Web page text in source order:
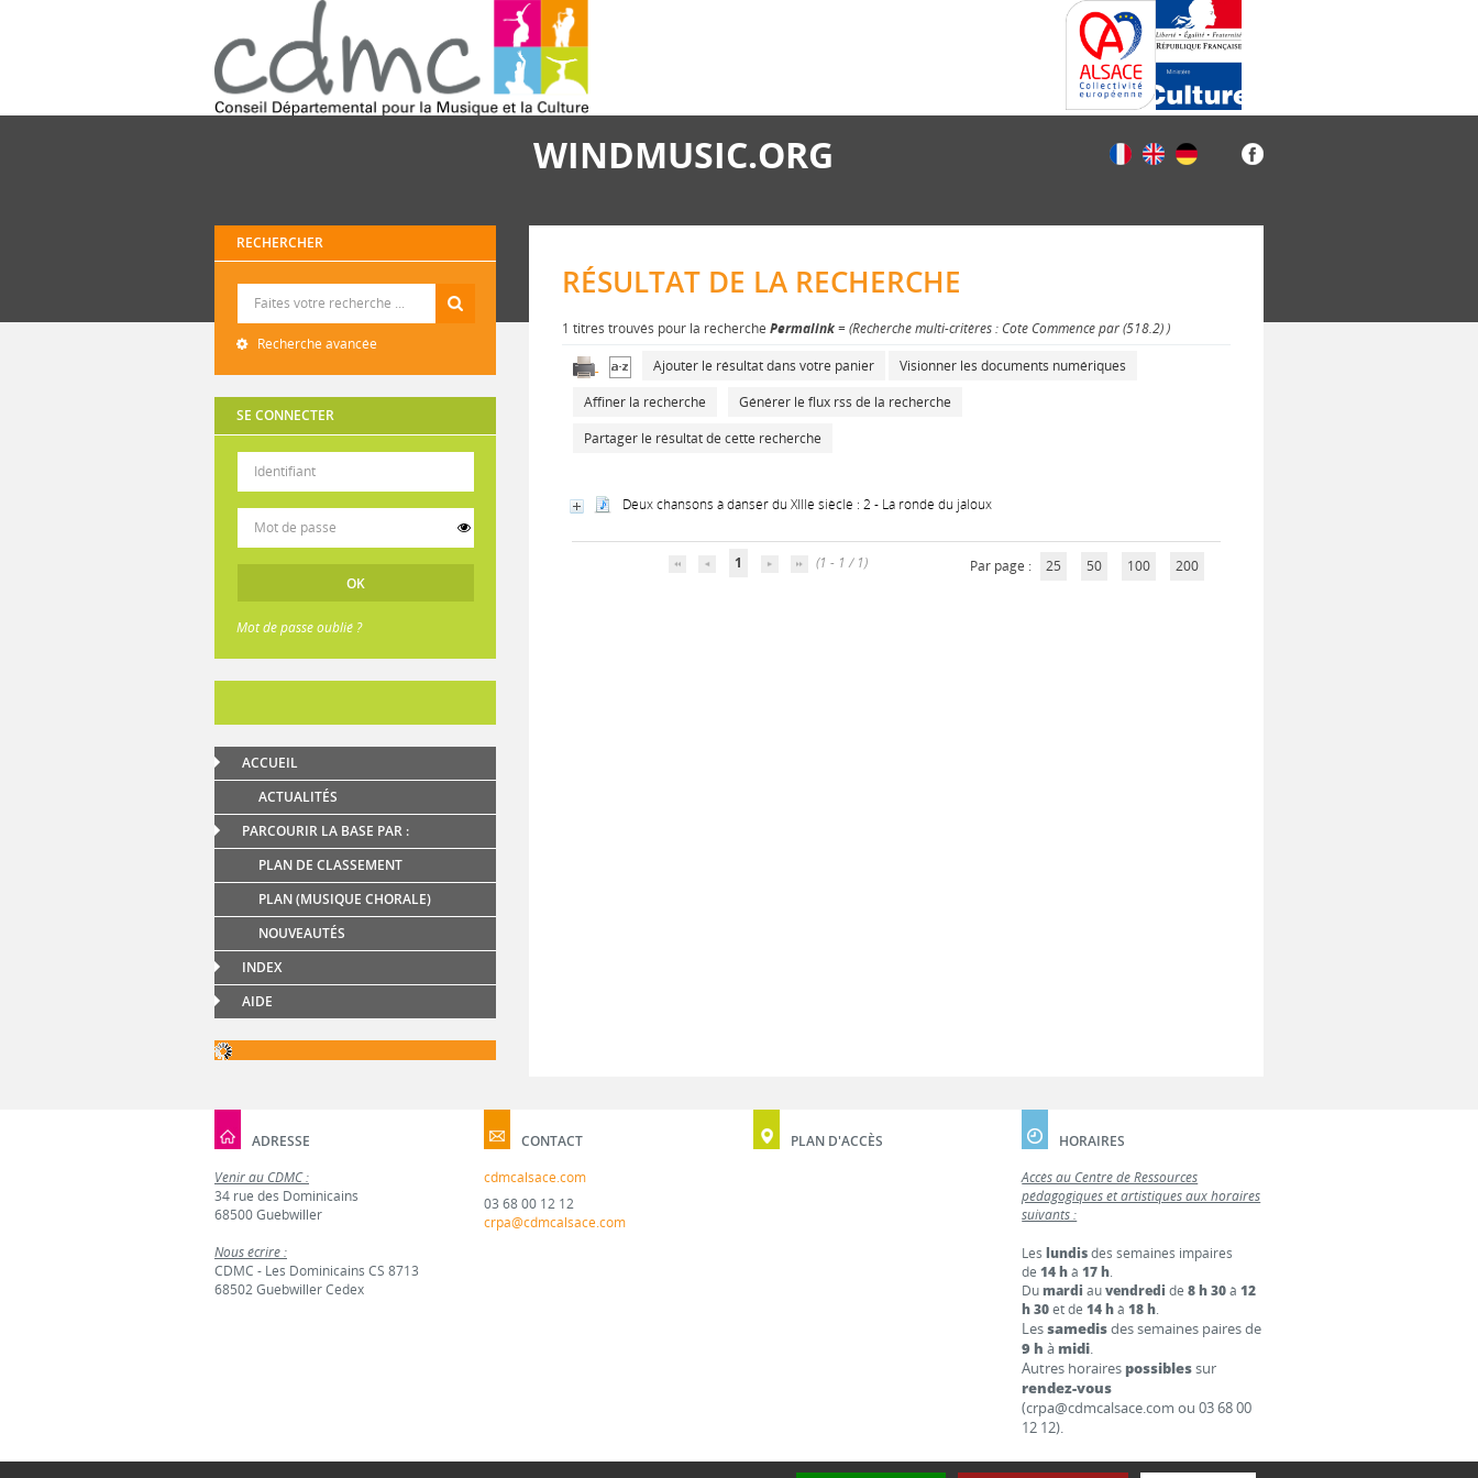
WINDMUSIC.ORG
RECHERCHER
Recherche avancée
SE CONNECTER
Mot de passe oublié ?
ACCUEIL
ACTUALITÉS
PARCOURIR LA BASE PAR :
PLAN DE CLASSEMENT
PLAN (MUSIQUE CHORALE)
NOUVEAUTÉS
INDEX
AIDE
RÉSULTAT DE LA RECHERCHE
1 titres trouvés pour la recherche Permalink= (Recherche multi-critères : Cote Commence par (518.2) )
Ajouter le résultat dans votre panier
Visionner les documents numériques
Affiner la recherche
Générer le flux rss de la recherche
Partager le résultat de cette recherche
Deux chansons à danser du XIIIe siècle : 2 - La ronde du jaloux
1 (1 - 1 / 1) Par page : 25 50 100 200
ADRESSE
Venir au CDMC :
34 rue des Dominicains
68500 Guebwiller
Nous écrire :
CDMC - Les Dominicains CS 8713
68502 Guebwiller Cedex
CONTACT
cdmcalsace.com
03 68 00 12 12
crpa@cdmcalsace.com
PLAN D'ACCÈS
HORAIRES
Accès au Centre de Ressources
pédagogiques et artistiques aux horaires
suivants :
Leslundisdes semaines impaires
de14 hà17 h.
Dumardi auvendredi de8 h 30à12
h 30et de14 hà18 h.
Lessamedisdes semaines paires de
9 h à midi.
Autres horaires possiblessur
rendez-vous
(crpa@cdmcalsace.com ou 03 68 00
12 12).